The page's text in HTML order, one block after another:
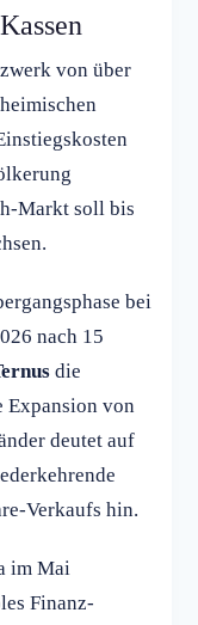
von über
Markt soll bis
bei
nach 15
die
Expansion von
deutet auf
Verkaufs hin.
im Mai
Finanz-